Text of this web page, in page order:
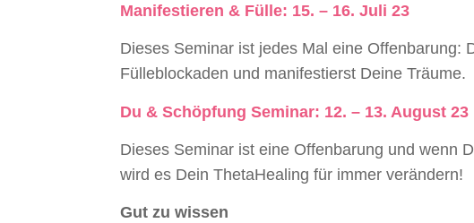
Manifestieren & Fülle: 15. – 16. Juli 23
Dieses Seminar ist jedes Mal eine Offenbarung:
Fülleblockaden und manifestierst Deine Träume.
Du & Schöpfung Seminar: 12. – 13. August 23
Dieses Seminar ist eine Offenbarung und wenn
wird es Dein ThetaHealing für immer verändern!
Gut zu wissen